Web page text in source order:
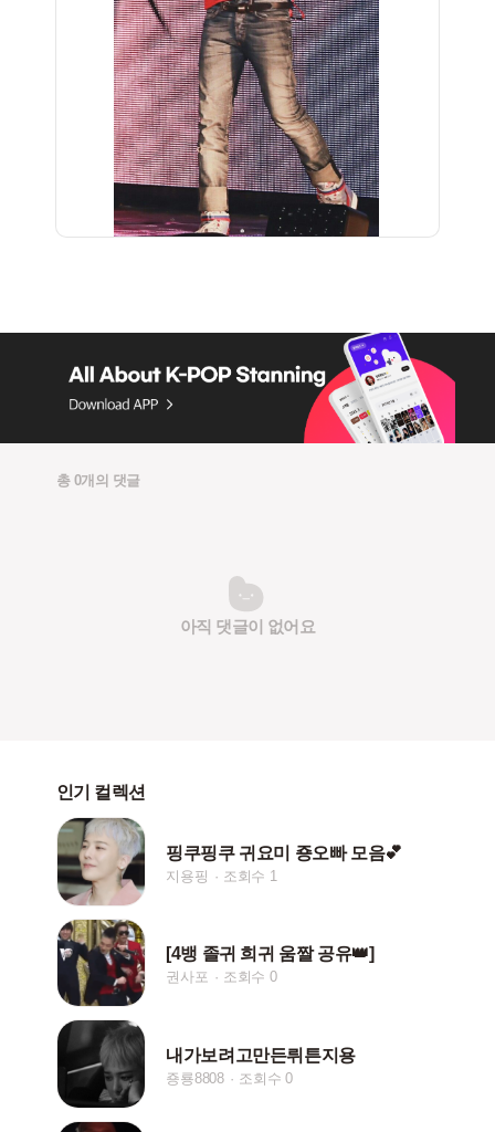
총 0개의 댓글
아직 댓글이 없어요
인기 컬렉션
핑쿠핑쿠 귀요미 죵오빠 모음💕
지용핑 조회수 1
[4뱅 졸귀 희귀 움짤 공유👑]
권사포 조회수 0
내가보려고만든뤼튼지용
죵룡8808 조회수 0